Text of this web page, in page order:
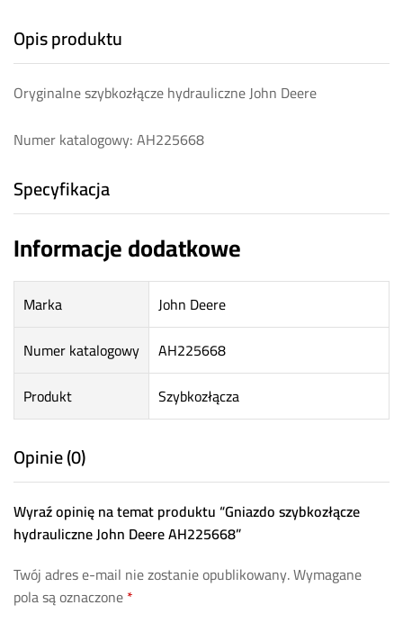
Opis produktu
Oryginalne szybkozłącze hydrauliczne John Deere
Numer katalogowy: AH225668
Specyfikacja
Informacje dodatkowe
Marka
John Deere
Numer katalogowy
AH225668
Produkt
Szybkozłącza
Opinie (0)
Wyraź opinię na temat produktu “Gniazdo szybkozłącze
hydrauliczne John Deere AH225668”
Twój adres e-mail nie zostanie opublikowany.Wymagane
pola są oznaczone*